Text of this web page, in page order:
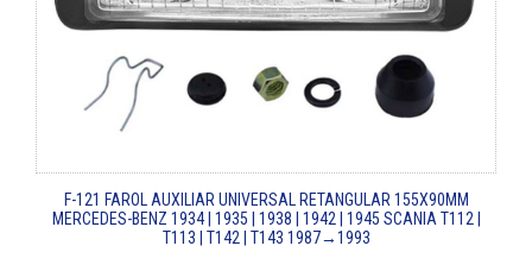
F-121 FAROL AUXILIAR UNIVERSAL RETANGULAR 155X90MM
MERCEDES-BENZ 1934 | 1935 | 1938 | 1942 | 1945 SCANIA T112 |
T113 | T142 | T143 1987→1993